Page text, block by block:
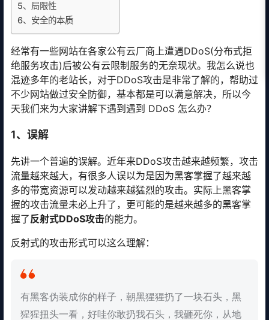
5、局限性
6、安全的本质
经常有一些网站在各家公有云厂商上遭遇DDoS(分布式拒
绝服务攻击)后被公有云限制服务的无奈现状。我怎么说也
混迹多年的老站长，对于DDoS攻击是非常了解的，帮助过
不少网站做过安全防御，基本都是可以满意解决，所以今
天我们来为大家讲解下遇到遇到 DDoS 怎么办？
1、误解
先讲一个普遍的误解。近年来DDoS攻击越来越频繁，攻击
流量越来越大，有很多人误以为是因为黑客掌握了越来越
多的带宽资源可以发动越来越猛烈的攻击。实际上黑客掌
握的攻击流量未必上升了，更可能的是越来越多的黑客掌
握了反射式DDoS攻击的能力。
反射式的攻击形式可以这么理解：
有黑客伪装成你的样子，朝黑猩猩扔了一块石头，黑
猩猩扭头一看，好哇你敢扔我石头，我砸死你，从地